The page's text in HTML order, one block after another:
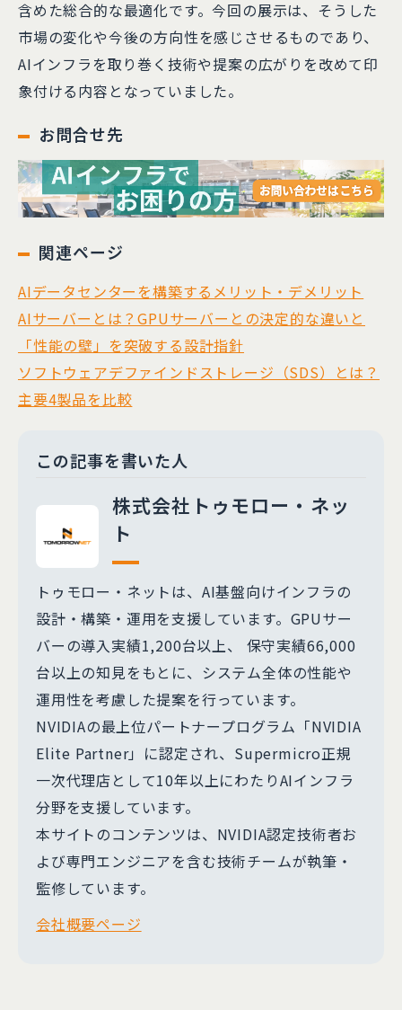
含めた総合的な最適化です。今回の展示は、そうした
市場の変化や今後の方向性を感じさせるものであり、
AIインフラを取り巻く技術や提案の広がりを改めて印
象付ける内容となっていました。
お問合せ先
関連ページ
AIデータセンターを構築するメリット・デメリット
AIサーバーとは？GPUサーバーとの決定的な違いと
「性能の壁」を突破する設計指針
ソフトウェアデファインドストレージ（SDS）とは？
主要4製品を比較
この記事を書いた人
株式会社トゥモロー・ネッ
ト
トゥモロー・ネットは、AI基盤向けインフラの
設計・構築・運用を支援しています。GPUサー
バーの導入実績1,200台以上、 保守実績66,000
台以上の知見をもとに、システム全体の性能や
運用性を考慮した提案を行っています。
NVIDIAの最上位パートナープログラム「NVIDIA
Elite Partner」に認定され、Supermicro正規
一次代理店として10年以上にわたりAIインフラ
分野を支援しています。
本サイトのコンテンツは、NVIDIA認定技術者お
よび専門エンジニアを含む技術チームが執筆・
監修しています。
会社概要ページ